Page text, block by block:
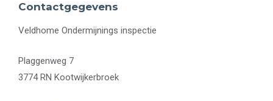
Contactgegevens
Veldhome Ondermijnings inspectie
Plaggenweg 7
3774 RN Kootwijkerbroek